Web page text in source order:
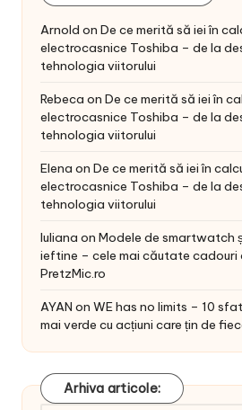
Arnold on De ce merită să iei în
electrocasnice Toshiba – de la
tehnologia viitorului
Rebeca on De ce merită să iei în
electrocasnice Toshiba – de la
tehnologia viitorului
Elena on De ce merită să iei în
electrocasnice Toshiba – de la
tehnologia viitorului
Iuliana on Modele de smartwatch
ieftine – cele mai căutate cadouri
PretzMic.ro
AYAN on WE has no limits – 10
mai verde cu acțiuni care țin de
Arhiva articole: